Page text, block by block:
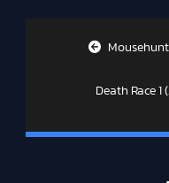
Post navigation
Death Race